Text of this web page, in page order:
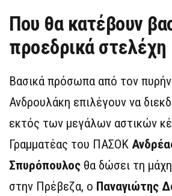
Που θα κατέβουν
προεδρικά στελέχη
Βασικά πρόσωπα από τον
Ανδρουλάκη επιλέγουν να
εκτός των μεγάλων αστικών
Γραμματέας του ΠΑΣΟΚ
Σπυρόπουλος θα δώσει τη
στην Πρέβεζα, ο Παναγιώτης